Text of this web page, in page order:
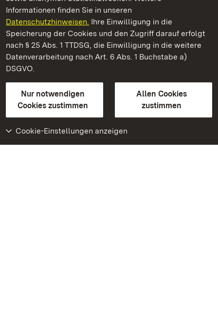
Informationen finden Sie in unseren
Datenschutzhinweisen. Ihre Einwilligung in die
Speicherung der Cookies und den Zugriff darauf erfolgt
nach § 25 Abs. 1 TTDSG, die Einwilligung in die weitere
Datenverarbeitung nach Art. 6 Abs. 1 Buchstabe a)
DSGVO.
Nur notwendigen
Cookies zustimmen
Allen Cookies
zustimmen
Cookie-Einstellungen anzeigen
Kloster und Schloss Salem
Staatliche Schlösser und Gärten Baden-Württemberg
Kontakt
GebärdenspracheLeichte Sprache
Erklärung zur Barrierefreiheit
BITV-konform (geprüfte Seiten)
Weiteres